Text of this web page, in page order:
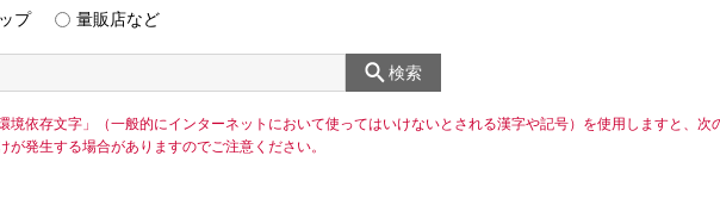
プ
量販店など
検索
境依存文字」（一般的にインターネットにおいて使ってはいけないとされる漢字や記号）を使用しますと、次
が発生する場合がありますのでご注意ください。